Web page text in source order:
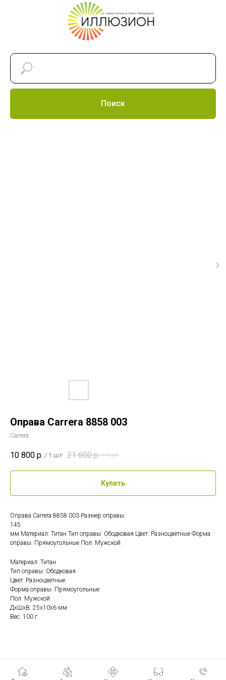
Поиск
Оправа Carrera 8858 003
Carrera
10 800 р. / 1 шт 21 600 р. / 1 шт
Купить
Оправа Carrera 8858 003 Размер оправы:
145
мм Материал: Титан Тип оправы: Ободковая Цвет: Разноцветные Форма
оправы: Прямоугольные Пол: Мужской
Материал: Титан
Тип оправы: Ободковая
Цвет: Разноцветные
Форма оправы: Прямоугольные
Пол: Мужской
ДxШxВ: 25x10x6 мм
Вес: 100 г
© 2019-2026. Оптика Иллюзион